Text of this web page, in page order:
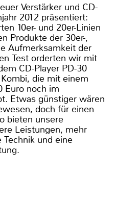
Verstärker und CD-
2012 präsentiert:
10er- und 20er-Linien
Produkte der 30er-,
Aufmerksamkeit der
Test orderten wir mit
CD-Player PD-30
die mit einem
Euro noch im
Etwas günstiger wären
doch für einen
bieten unsere
Leistungen, mehr
und eine